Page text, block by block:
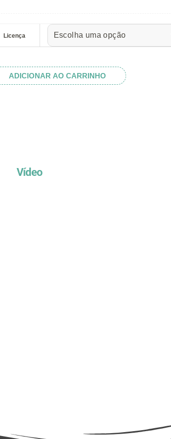
através
R$ 32.82
Licença
ADICIONAR AO CARRINHO
Vídeo